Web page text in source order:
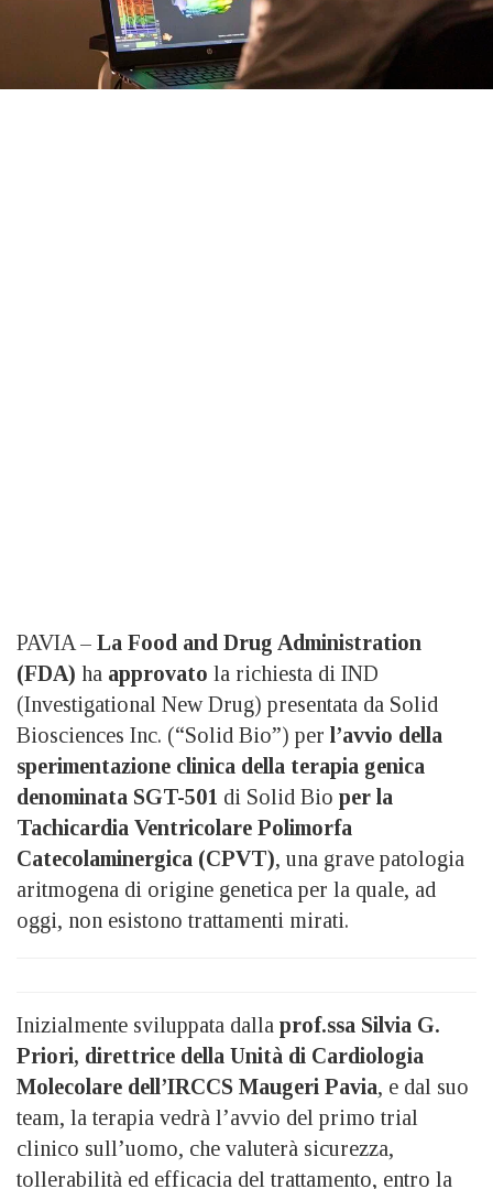
PAVIA – La Food and Drug Administration
(FDA) ha approvato la richiesta di IND
(Investigational New Drug) presentata da Solid
Biosciences Inc. (“Solid Bio”) per l’avvio della
sperimentazione clinica della terapia genica
denominata SGT-501 di Solid Bio per la
Tachicardia Ventricolare Polimorfa
Catecolaminergica (CPVT), una grave patologia
aritmogena di origine genetica per la quale, ad
oggi, non esistono trattamenti mirati.
Inizialmente sviluppata dalla prof.ssa Silvia G.
Priori, direttrice della Unità di Cardiologia
Molecolare dell’IRCCS Maugeri Pavia, e dal suo
team, la terapia vedrà l’avvio del primo trial
clinico sull’uomo, che valuterà sicurezza,
tollerabilità ed efficacia del trattamento, entro la